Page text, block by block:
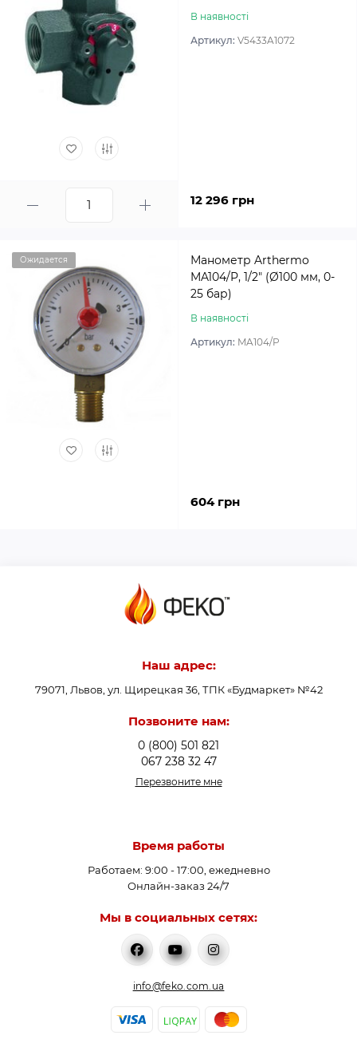
В наявності
Артикул: V5433A1072
12 296 грн
Ожидается
Манометр Arthermo
MA104/P, 1/2″ (Ø100 мм, 0-
25 бар)
В наявності
Артикул: MA104/P
604 грн
Наш адрес:
79071, Львов, ул. Щирецкая 36, ТПК «Будмаркет» №42
Позвоните нам:
0 (800) 501 821
067 238 32 47
Перезвоните мне
Время работы
Работаем: 9:00 - 17:00, ежедневно
Онлайн-заказ 24/7
Мы в социальных сетях:
info@feko.com.ua